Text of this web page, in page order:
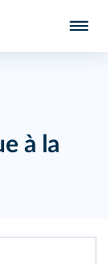
à la